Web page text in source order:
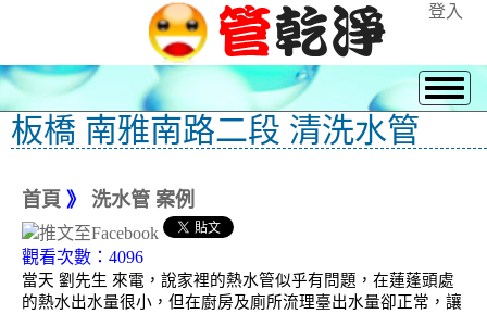
登入
板橋 南雅南路二段 清洗水管
首頁 》 洗水管 案例
觀看次數：4096
當天 劉先生 來電，說家裡的熱水管似乎有問題，在蓮蓬頭處
的熱水出水量很小，但在廚房及廁所流理臺出水量卻正常，讓